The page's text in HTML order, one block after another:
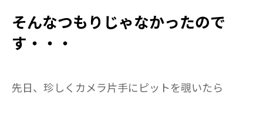
そんなつもりじゃなかったので
す・・・
先日、珍しくカメラ片手にピットを覗いたら